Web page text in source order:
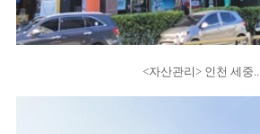
<자산관리> 인천 세중..